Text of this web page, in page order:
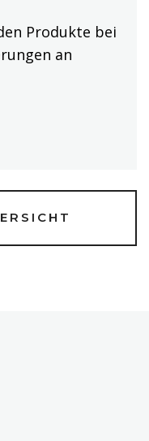
Produkte bei
an